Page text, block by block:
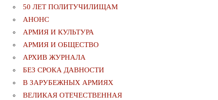
50 ЛЕТ ПОЛИТУЧИЛИЩАМ
АНОНС
АРМИЯ И КУЛЬТУРА
АРМИЯ И ОБЩЕСТВО
АРХИВ ЖУРНАЛА
БЕЗ СРОКА ДАВНОСТИ
В ЗАРУБЕЖНЫХ АРМИЯХ
ВЕЛИКАЯ ОТЕЧЕСТВЕННАЯ